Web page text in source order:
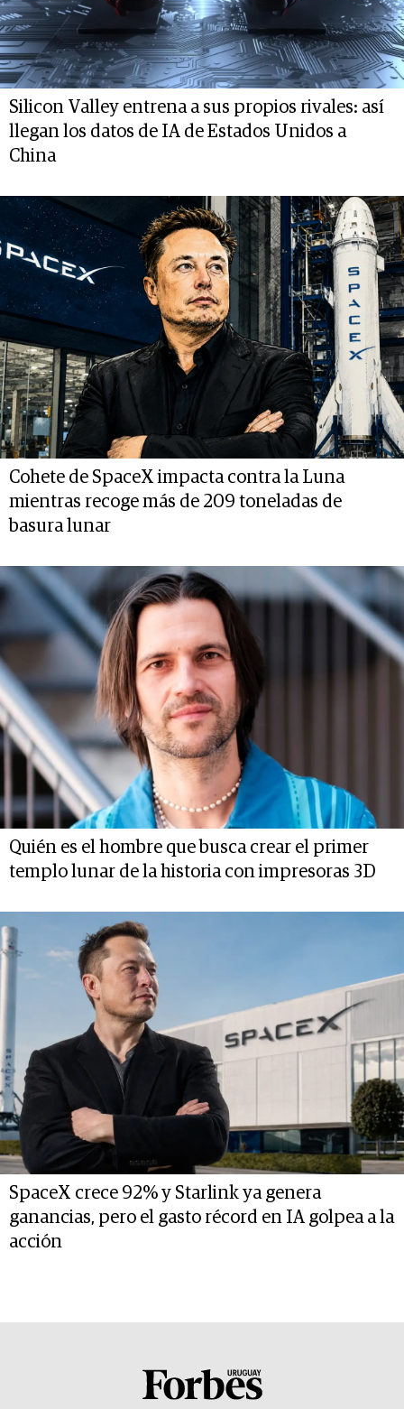
Silicon Valley entrena a sus propios rivales: así
llegan los datos de IA de Estados Unidos a
China
Cohete de SpaceX impacta contra la Luna
mientras recoge más de 209 toneladas de
basura lunar
Quién es el hombre que busca crear el primer
templo lunar de la historia con impresoras 3D
SpaceX crece 92% y Starlink ya genera
ganancias, pero el gasto récord en IA golpea a la
acción